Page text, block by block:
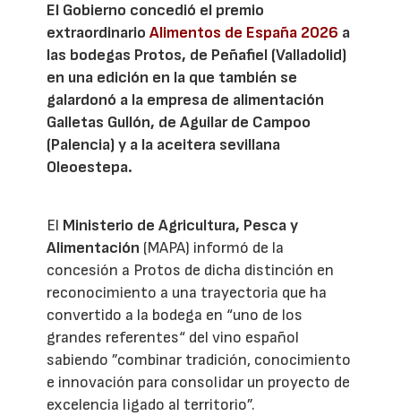
El Gobierno concedió el premio
extraordinarioAlimentos de España 2026 a
las bodegas Protos, de Peñafiel (Valladolid)
en una edición en la que también se
galardonó a la empresa de alimentación
Galletas Gullón, de Aguilar de Campoo
(Palencia) y a la aceitera sevillana
Oleoestepa.
El Ministerio de Agricultura, Pesca y
Alimentación (MAPA) informó de la
concesión a Protos de dicha distinción en
reconocimiento a una trayectoria que ha
convertido a la bodega en “uno de los
grandes referentes“ del vino español
sabiendo ”combinar tradición, conocimiento
e innovación para consolidar un proyecto de
excelencia ligado al territorio”.